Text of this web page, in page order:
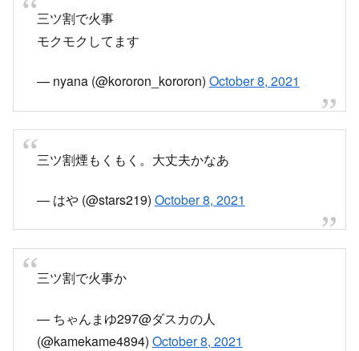
三ツ割で火事
モクモクしてます
— nyana (@kororon_kororon) October 8, 2021
三ツ割煙もくもく。大丈夫かなあ
— はや (@stars219) October 8, 2021
三ツ割で火事か
— ちゃんまゆ297@ダスカの人
(@kamekame4894) October 8, 2021